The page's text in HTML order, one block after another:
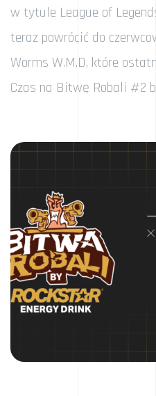
w tytule League of
teraz powrócić do
Worms W.M.D, które
Czas na Bitwę Robali #2